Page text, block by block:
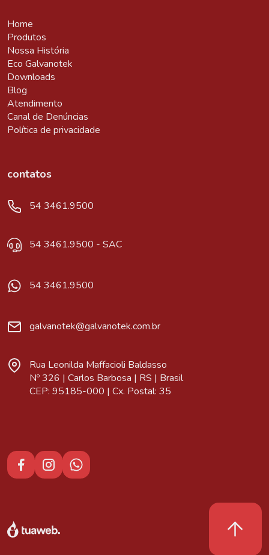
contatos
54 3461.9500
54 3461.9500 - SAC
54 3461.9500
galvanotek@galvanotek.com.br
Rua Leonilda Maffacioli Baldasso
Nº 326 | Carlos Barbosa | RS | Brasil
CEP: 95185-000 | Cx. Postal: 35
Home
Produtos
Nossa História
Eco Galvanotek
Downloads
Blog
Atendimento
Canal de Denúncias
Política de privacidade